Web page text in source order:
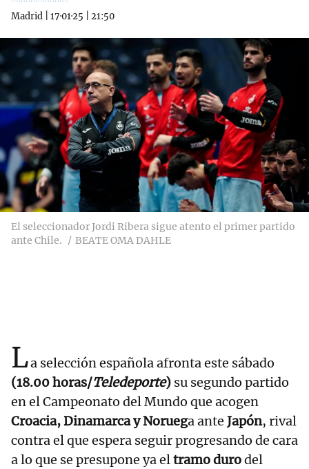
Madrid
17·01·25 21:50
El seleccionador Jordi Ribera sigue atento el primer partido
ante Chile.
BEATE OMA DAHLE
La selección española afronta este sábado
(18.00 horas/Teledeporte) su segundo partido
en el Campeonato del Mundo que acogen
Croacia, Dinamarca y Noruega ante Japón, rival
contra el que espera seguir progresando de cara
a lo que se presupone ya eltramo durodel